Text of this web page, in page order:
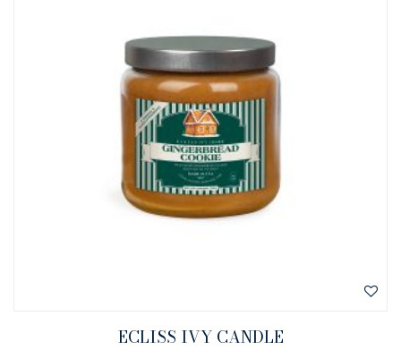
ECLISS IVY CANDLE